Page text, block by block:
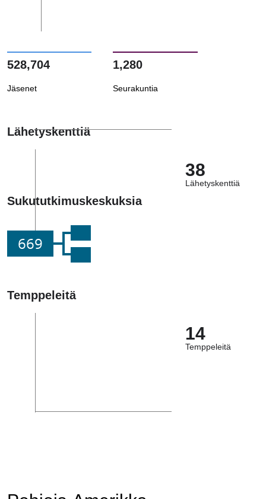
528,704
Jäsenet
1,280
Seurakuntia
Lähetyskenttiä
38
Lähetyskenttiä
Sukututkimuskeskuksia
669
Temppeleitä
14
Temppeleitä